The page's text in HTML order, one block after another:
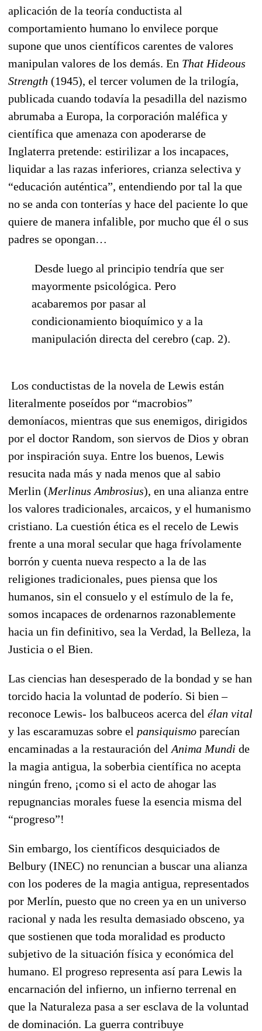
aplicación de la teoría conductista al
comportamiento humano lo envilece porque
supone que unos científicos carentes de valores
manipulan valores de los demás. En That Hideous
Strength (1945), el tercer volumen de la trilogía,
publicada cuando todavía la pesadilla del nazismo
abrumaba a Europa, la corporación maléfica y
científica que amenaza con apoderarse de
Inglaterra pretende: estirilizar a los incapaces,
liquidar a las razas inferiores, crianza selectiva y
“educación auténtica”, entendiendo por tal la que
no se anda con tonterías y hace del paciente lo que
quiere de manera infalible, por mucho que él o sus
padres se opongan…
Desde luego al principio tendría que ser
mayormente psicológica. Pero
acabaremos por pasar al
condicionamiento bioquímico y a la
manipulación directa del cerebro (cap. 2).
Los conductistas de la novela de Lewis están
literalmente poseídos por “macrobios”
demoníacos, mientras que sus enemigos, dirigidos
por el doctor Random, son siervos de Dios y obran
por inspiración suya. Entre los buenos, Lewis
resucita nada más y nada menos que al sabio
Merlin (Merlinus Ambrosius), en una alianza entre
los valores tradicionales, arcaicos, y el humanismo
cristiano. La cuestión ética es el recelo de Lewis
frente a una moral secular que haga frívolamente
borrón y cuenta nueva respecto a la de las
religiones tradicionales, pues piensa que los
humanos, sin el consuelo y el estímulo de la fe,
somos incapaces de ordenarnos razonablemente
hacia un fin definitivo, sea la Verdad, la Belleza, la
Justicia o el Bien.
Las ciencias han desesperado de la bondad y se han
torcido hacia la voluntad de poderío. Si bien –
reconoce Lewis- los balbuceos acerca del élan vital
y las escaramuzas sobre el pansiquismo parecían
encaminadas a la restauración del Anima Mundi de
la magia antigua, la soberbia científica no acepta
ningún freno, ¡como si el acto de ahogar las
repugnancias morales fuese la esencia misma del
“progreso”!
Sin embargo, los científicos desquiciados de
Belbury (INEC) no renuncian a buscar una alianza
con los poderes de la magia antigua, representados
por Merlín, puesto que no creen ya en un universo
racional y nada les resulta demasiado obsceno, ya
que sostienen que toda moralidad es producto
subjetivo de la situación física y económica del
humano. El progreso representa así para Lewis la
encarnación del infierno, un infierno terrenal en
que la Naturaleza pasa a ser esclava de la voluntad
de dominación. La guerra contribuye